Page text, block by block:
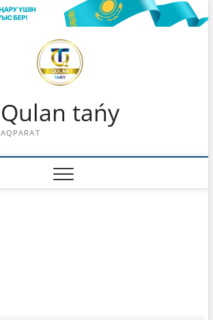
Qulan tańy
AQPARAT